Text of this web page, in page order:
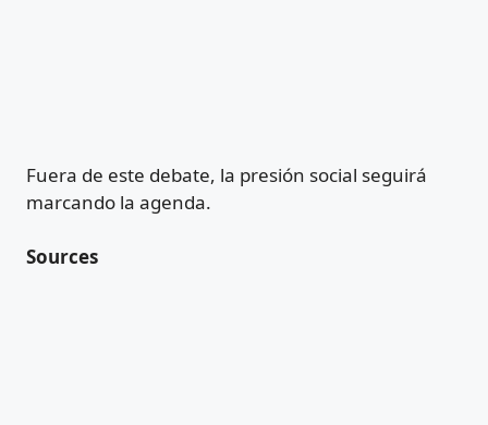
Fuera de este debate, la presión social seguirá
marcando la agenda.
Sources